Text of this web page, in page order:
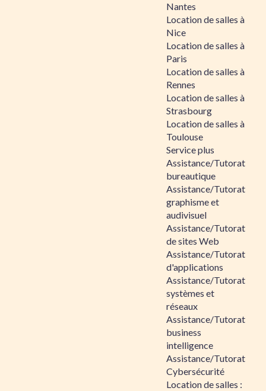
Nantes
Location de salles à
Nice
Location de salles à
Paris
Location de salles à
Rennes
Location de salles à
Strasbourg
Location de salles à
Toulouse
Service plus
Assistance/Tutorat
bureautique
Assistance/Tutorat
graphisme et
audivisuel
Assistance/Tutorat
de sites Web
Assistance/Tutorat
d'applications
Assistance/Tutorat
systèmes et
réseaux
Assistance/Tutorat
business
intelligence
Assistance/Tutorat
Cybersécurité
Location de salles :